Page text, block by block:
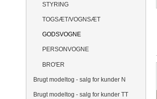
STYRING
TOGSÆT/VOGNSÆT
GODSVOGNE
PERSONVOGNE
BRO'ER
Brugt modeltog - salg for kunder N
Brugt modeltog - salg for kunder TT